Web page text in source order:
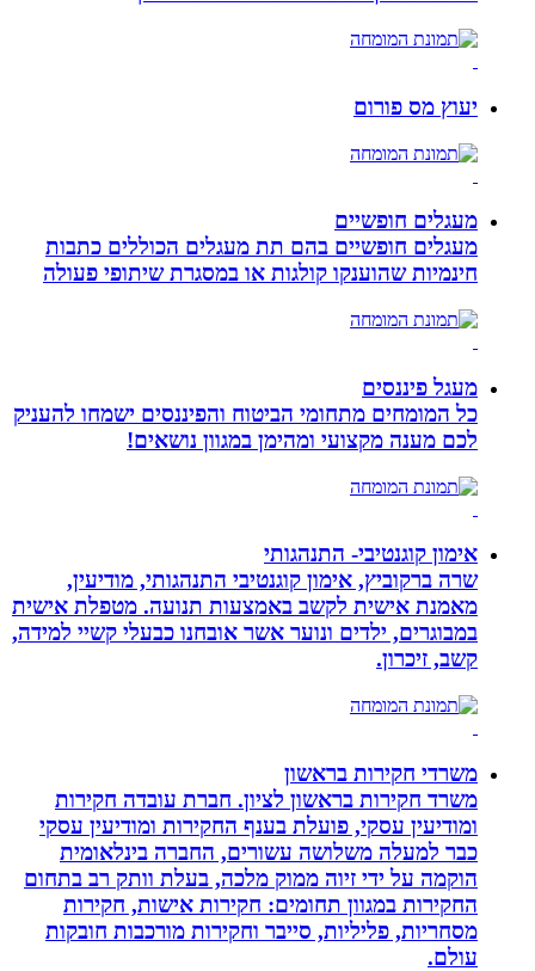
יעוץ מס פורום
מעגלים חופשיים
מעגלים חופשיים בהם תת מעגלים הכוללים כתבות
חינמיות שהוענקו קולגות או במסגרת שיתופי פעולה
מעגל פיננסים
כל המומחים מתחומי הביטוח והפיננסים ישמחו להעניק
לכם מענה מקצועי ומהימן במגוון נושאים!
אימון קוגנטיבי- התנהגותי
שרה ברקוביץ, אימון קוגנטיבי התנהגותי, מודיעין,
מאמנת אישית לקשב באמצעות תנועה. מטפלת אישית
במבוגרים, ילדים ונוער אשר אובחנו כבעלי קשיי למידה,
קשב, זיכרון.
משרדי חקירות בראשון
משרד חקירות בראשון לציון. חברת עובדה חקירות
ומודיעין עסקי, פועלת בענף החקירות ומודיעין עסקי
כבר למעלה משלושה עשורים, החברה בינלאומית
הוקמה על ידי זיוה ממוק מלכה, בעלת וותק רב בתחום
החקירות במגוון תחומים: חקירות אישות, חקירות
מסחריות, פליליות, סייבר וחקירות מורכבות חובקות
עולם.